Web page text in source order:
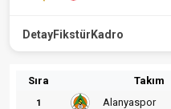
DetayFikstür Kadro
Sıra Takım
1 Alanyaspor